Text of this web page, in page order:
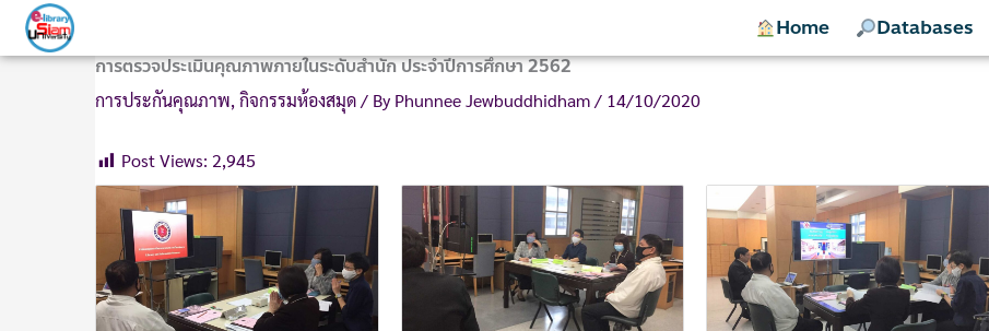
Skip
Home Databases
การตรวจประเมินคุณภาพภายในระดับสำนัก ประจำปีการศึกษา 2562
การประกันคุณภาพ, กิจกรรมห้องสมุด/ By Phunnee Jewbuddhidham/ 14/10/2020
Post Views: 2,945